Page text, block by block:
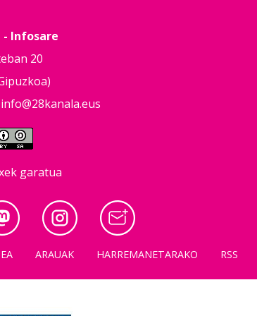
- Infosare
20
info@28kanala.eus
garatua
ARAUAK HARREMANETARAKO RSS